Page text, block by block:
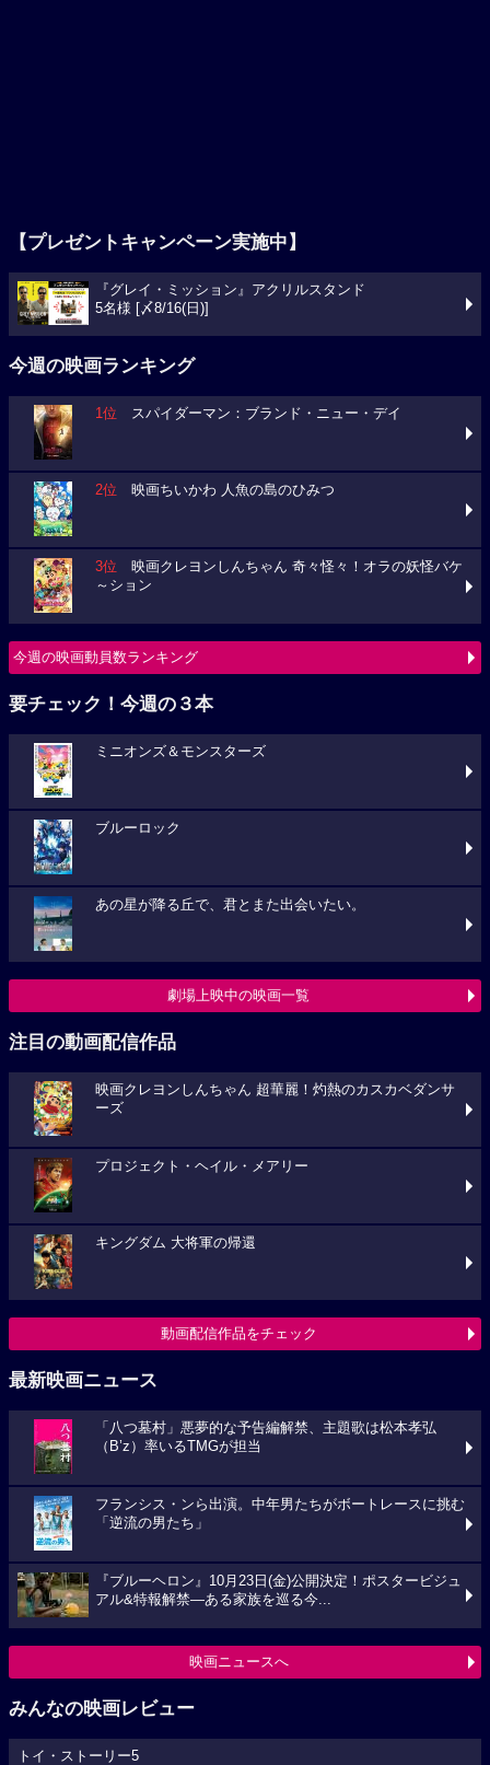
【プレゼントキャンペーン実施中】
『グレイ・ミッション』アクリルスタンド
5名様 [〆8/16(日)]
今週の映画ランキング
1位 スパイダーマン：ブランド・ニュー・デイ
2位 映画ちいかわ 人魚の島のひみつ
3位 映画クレヨンしんちゃん 奇々怪々！オラの妖怪バケ
～ション
今週の映画動員数ランキング
要チェック！今週の３本
ミニオンズ＆モンスターズ
ブルーロック
あの星が降る丘で、君とまた出会いたい。
劇場上映中の映画一覧
注目の動画配信作品
映画クレヨンしんちゃん 超華麗！灼熱のカスカベダンサ
ーズ
プロジェクト・ヘイル・メアリー
キングダム 大将軍の帰還
動画配信作品をチェック
最新映画ニュース
「八つ墓村」悪夢的な予告編解禁、主題歌は松本孝弘
（B’z）率いるTMGが担当
フランシス・ンら出演。中年男たちがボートレースに挑む
「逆流の男たち」
『ブルーヘロン』10月23日(金)公開決定！ポスタービジュ
アル&特報解禁―ある家族を巡る今...
映画ニュースへ
みんなの映画レビュー
トイ・ストーリー5